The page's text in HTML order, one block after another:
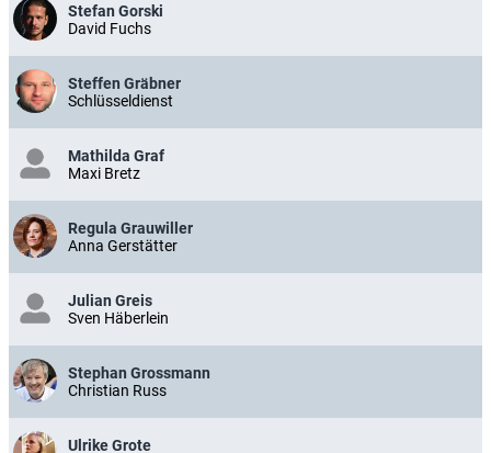
Stefan Gorski
David Fuchs
Steffen Gräbner
Schlüsseldienst
Mathilda Graf
Maxi Bretz
Regula Grauwiller
Anna Gerstätter
Julian Greis
Sven Häberlein
Stephan Grossmann
Christian Russ
Ulrike Grote